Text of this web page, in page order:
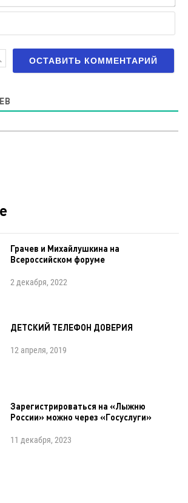
Грачев и Михайлушкина на
Всероссийском форуме
2 декабря, 2022
ДЕТСКИЙ ТЕЛЕФОН ДОВЕРИЯ
12 апреля, 2019
Зарегистрироваться на «Лыжню
России» можно через «Госуслуги»
11 декабря, 2023